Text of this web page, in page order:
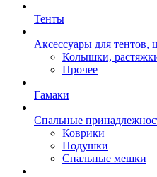
Тенты
Аксессуары для тентов,
Колышки,
Прочее
Гамаки
Спальные
Коврики
Подушки
Спальные мешки